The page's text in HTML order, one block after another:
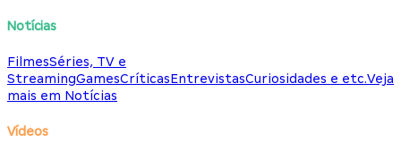
Notícias
FilmesSéries, TV e
StreamingGamesCríticasEntrevistasCuriosidades e etc.Veja
mais em Notícias
Vídeos